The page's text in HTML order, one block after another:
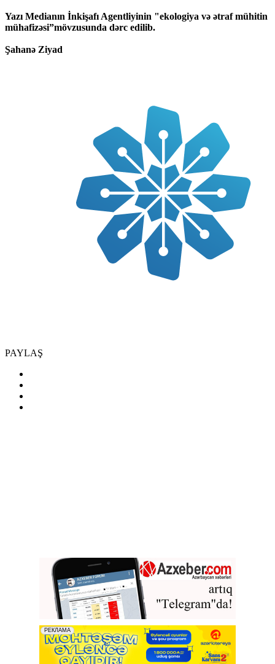
Yazı Medianın İnkişafı Agentliyinin "ekologiya və ətraf mühitin
mühafizəsi”mövzusunda dərc edilib.
Şahanə Ziyad
PAYLAŞ